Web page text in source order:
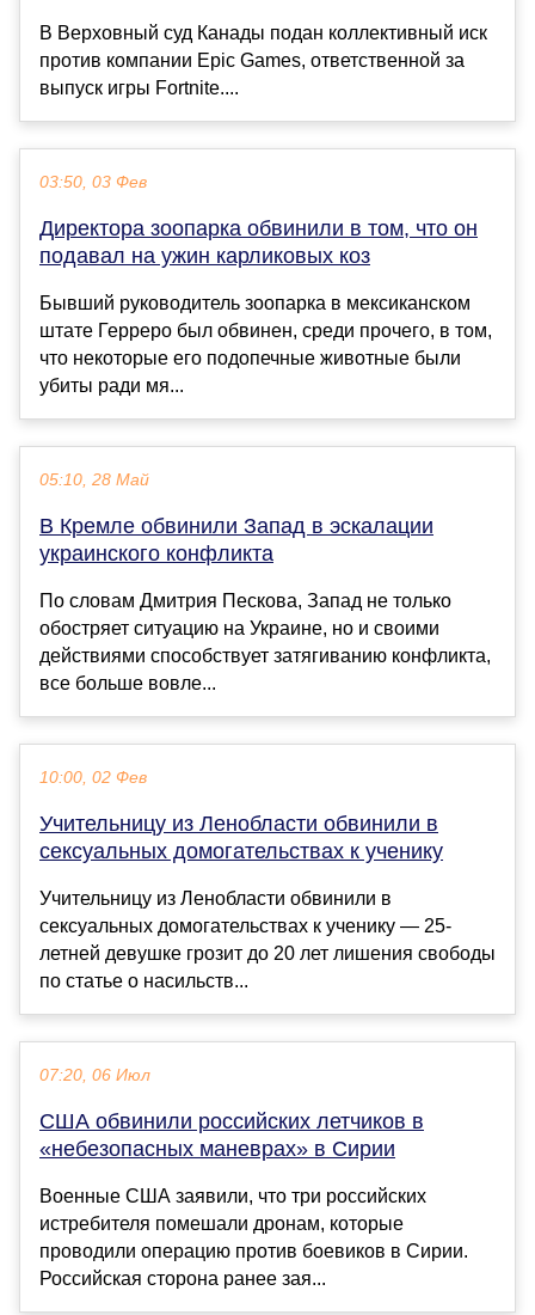
В Верховный суд Канады подан коллективный иск
против компании Epic Games, ответственной за
выпуск игры Fortnite....
03:50, 03 Фев
Директора зоопарка обвинили в том, что он
подавал на ужин карликовых коз
Бывший руководитель зоопарка в мексиканском
штате Герреро был обвинен, среди прочего, в том,
что некоторые его подопечные животные были
убиты ради мя...
05:10, 28 Май
В Кремле обвинили Запад в эскалации
украинского конфликта
По словам Дмитрия Пескова, Запад не только
обостряет ситуацию на Украине, но и своими
действиями способствует затягиванию конфликта,
все больше вовле...
10:00, 02 Фев
Учительницу из Ленобласти обвинили в
сексуальных домогательствах к ученику
Учительницу из Ленобласти обвинили в
сексуальных домогательствах к ученику — 25-
летней девушке грозит до 20 лет лишения свободы
по статье о насильств...
07:20, 06 Июл
США обвинили российских летчиков в
«небезопасных маневрах» в Сирии
Военные США заявили, что три российских
истребителя помешали дронам, которые
проводили операцию против боевиков в Сирии.
Российская сторона ранее зая...